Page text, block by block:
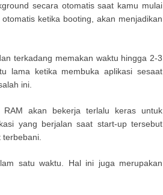
secara otomatis saat kamu mulai
ketika booting, akan menjadikan
terkadang memakan waktu hingga 2-3
lama ketika membuka aplikasi sesaat
ini.
akan bekerja terlalu keras untuk
yang berjalan saat start-up tersebut
terbebani.
satu waktu. Hal ini juga merupakan